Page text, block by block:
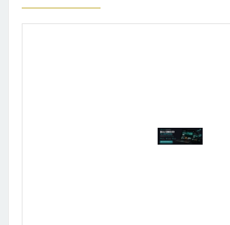
Publicidad